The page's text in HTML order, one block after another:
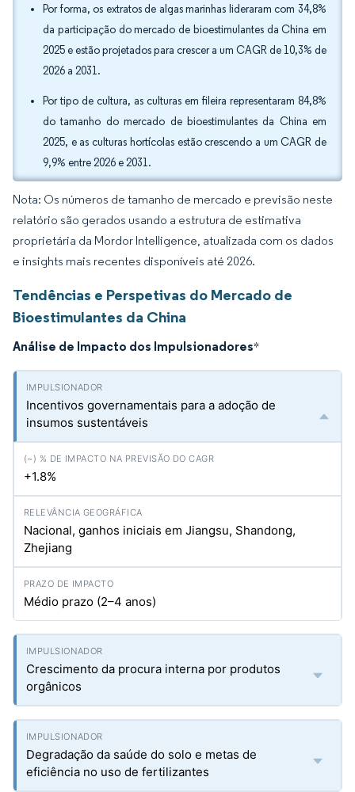
Por forma, os extratos de algas marinhas lideraram com 34,8%
da participação do mercado de bioestimulantes da China em
2025 e estão projetados para crescer a um CAGR de 10,3% de
2026 a 2031.
Por tipo de cultura, as culturas em fileira representaram 84,8%
do tamanho do mercado de bioestimulantes da China em
2025, e as culturas hortícolas estão crescendo a um CAGR de
9,9% entre 2026 e 2031.
Nota: Os números de tamanho de mercado e previsão neste
relatório são gerados usando a estrutura de estimativa
proprietária da Mordor Intelligence, atualizada com os dados
e insights mais recentes disponíveis até 2026.
Tendências e Perspetivas do Mercado de
Bioestimulantes da China
Análise de Impacto dos Impulsionadores*
Incentivos governamentais para a adoção de
insumos sustentáveis
+1.8%
Nacional, ganhos iniciais em Jiangsu, Shandong,
Zhejiang
Médio prazo (2–4 anos)
Crescimento da procura interna por produtos
orgânicos
Degradação da saúde do solo e metas de
eficiência no uso de fertilizantes